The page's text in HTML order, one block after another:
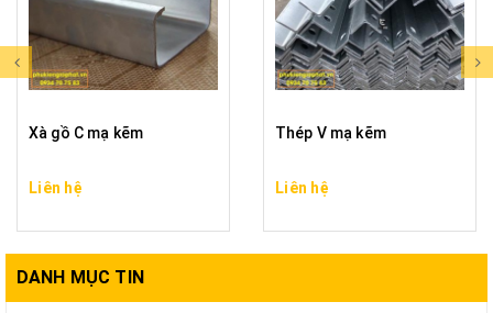
Xà gồ C mạ kẽm
Liên hệ
Thép V mạ kẽm
Liên hệ
DANH MỤC TIN